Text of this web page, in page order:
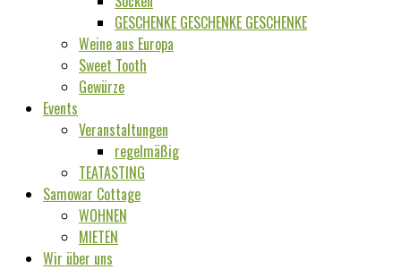
GESCHENKE GESCHENKE GESCHENKE
Weine aus Europa
Sweet Tooth
Gewürze
Events
Veranstaltungen
regelmäßig
TEATASTING
Samowar Cottage
WOHNEN
MIETEN
Wir über uns